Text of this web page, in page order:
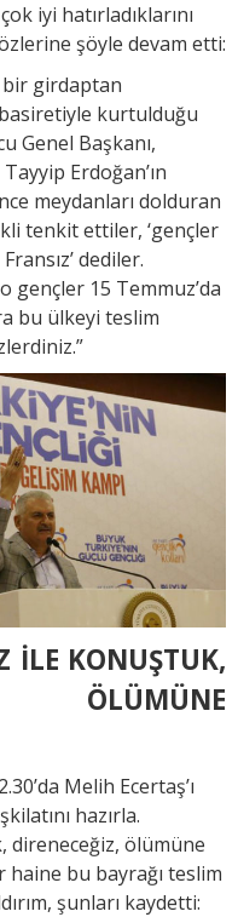
iyi hatırladıklarını
şöyle devam etti:
bir girdaptan
kurtulduğu
Genel Başkanı,
Erdoğan’ın
meydanları dolduran
tenkit ettiler, ‘gençler
dediler.
gençler 15 Temmuz’da
bu ülkeyi teslim
İLE KONUŞTUK,
ÖLÜMÜNE
Melih Ecertaş’ı
hazırla.
direneceğiz, ölümüne
bu bayrağı teslim
şunları kaydetti: